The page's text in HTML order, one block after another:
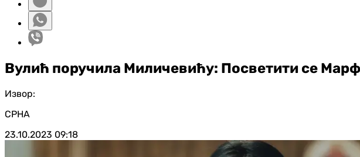
Вулић поручила Миличевићу: Посветити се
Извор:
СРНА
23.10.2023 09:18